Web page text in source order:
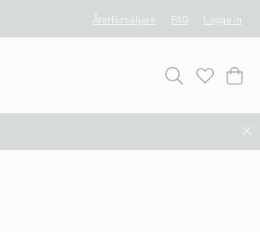
Återförsäljare FAQ Logga in